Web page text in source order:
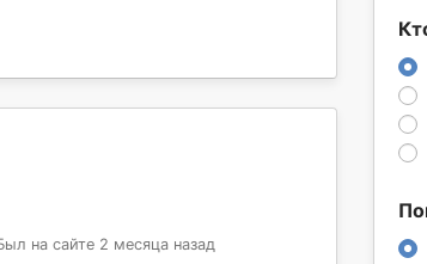
на сайте 2 месяца назад